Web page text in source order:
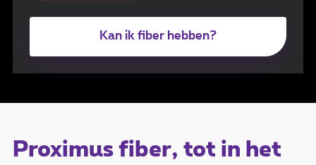
Kan ik fiber hebben?
Proximus fiber, tot in het